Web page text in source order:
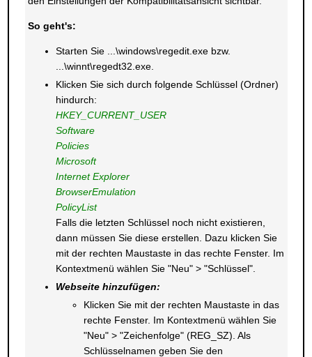
So geht's:
Starten Sie ...\windows\regedit.exe bzw.
...\winnt\regedt32.exe.
Klicken Sie sich durch folgende Schlüssel (Ordner)
hindurch:
HKEY_CURRENT_USER
Software
Policies
Microsoft
Internet Explorer
BrowserEmulation
PolicyList
Falls die letzten Schlüssel noch nicht existieren,
dann müssen Sie diese erstellen. Dazu klicken Sie
mit der rechten Maustaste in das rechte Fenster. Im
Kontextmenü wählen Sie "Neu" > "Schlüssel".
Webseite hinzufügen:
Klicken Sie mit der rechten Maustaste in das
rechte Fenster. Im Kontextmenü wählen Sie
"Neu" > "Zeichenfolge" (REG_SZ). Als
Schlüsselnamen geben Sie den